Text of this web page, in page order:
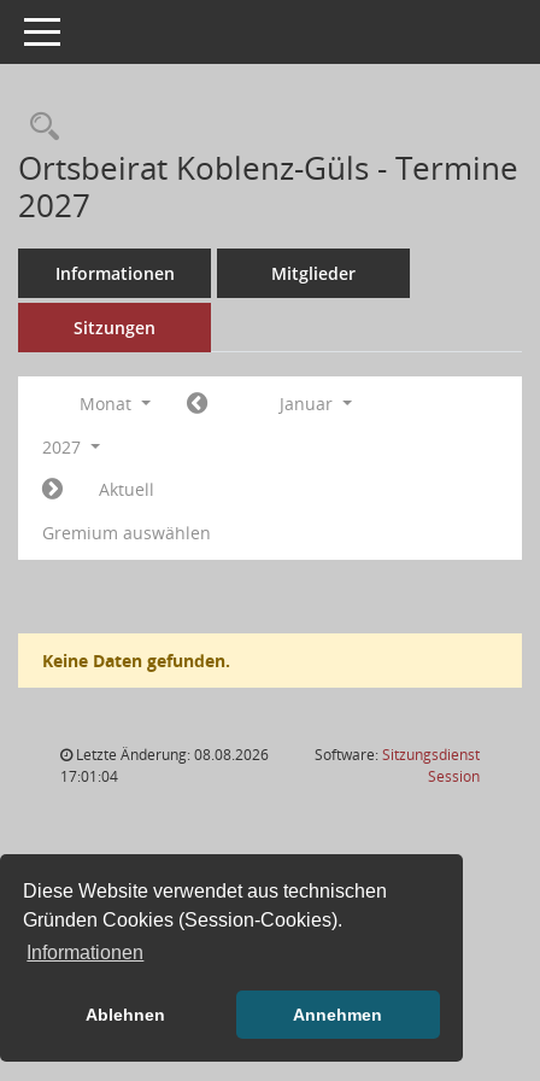
Diese Website verwendet aus technischen
Gründen Cookies (Session-Cookies).
Informationen
Ablehnen Annehmen
Toggle navigation
Ortsbeirat Koblenz-Güls - Termine
2027
Informationen Mitglieder
Sitzungen
Monat
Januar
2027
Aktuell
Gremium auswählen
Keine Daten gefunden.
Letzte Änderung: 08.08.2026
17:01:04
Software:Sitzungsdienst
Session(Wird in